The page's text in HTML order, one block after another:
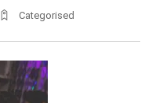
Categorised